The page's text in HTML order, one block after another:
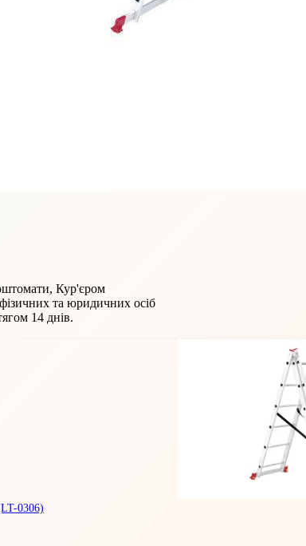
Кур'єром
та юридичних осіб
14 днів.
0306)